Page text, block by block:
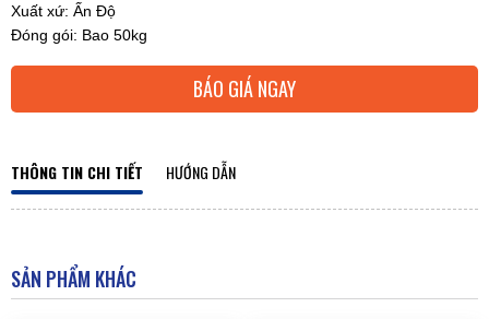
Xuất xứ: Ấn Độ
Đóng gói: Bao 50kg
BÁO GIÁ NGAY
THÔNG TIN CHI TIẾT HƯỚNG DẪN
SẢN PHẨM KHÁC